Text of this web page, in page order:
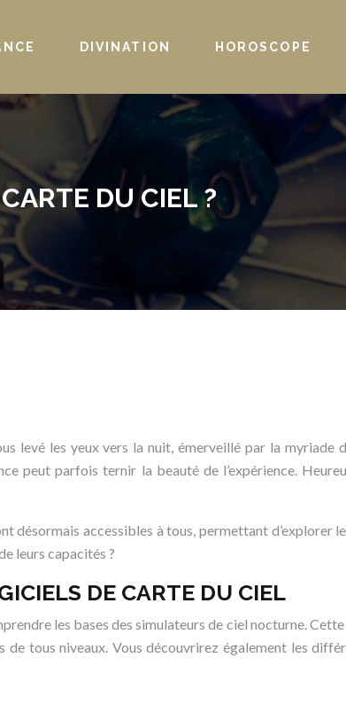
DIVINATION HOROSCOPE
DU CIEL ?
levé les yeux vers la nuit, émerveillé par la myriade
peut parfois ternir la beauté de l’expérience.
désormais accessibles à tous, permettant d’explorer
leurs capacités ?
DE CARTE DU CIEL
les bases des simulateurs de ciel nocturne.
tous niveaux. Vous découvrirez également les